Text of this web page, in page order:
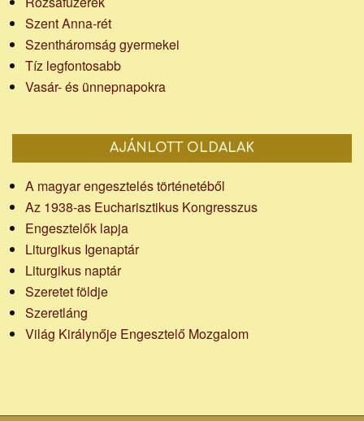
Szent Anna-rét
Szentháromság gyermekei
Tíz legfontosabb
Vasár- és ünnepnapokra
AJÁNLOTT OLDALAK
A magyar engesztelés történetéből
Az 1938-as Eucharisztikus Kongresszus
Engesztelők lapja
Liturgikus Igenaptár
Liturgikus naptár
Szeretet földje
Szeretláng
Világ Királynője Engesztelő Mozgalom